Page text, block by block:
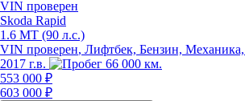
VIN проверен
Skoda Rapid
1.6 MT (90 л.с.)
VIN проверен, Лифтбек, Бензин,
2017 г.в.
66 000 км.
553 000 ₽
603 000 ₽